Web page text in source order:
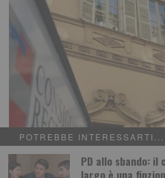
POTREBBE INTERESSARTI...
PD allo sbando: il
largo è una